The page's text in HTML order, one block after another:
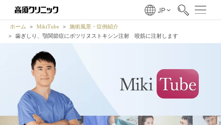
ホーム MikiTube
施術風景・症例紹介
歯ぎしり、顎関節症にボツリヌストキシン注射 咬筋に注射します